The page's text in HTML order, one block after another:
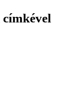
címkével